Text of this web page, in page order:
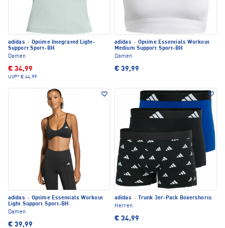
adidas · Optime Integrated Light-
Support Sport-BH
Damen
€ 34,99
UVP* € 44,99
adidas · Optime Essentials Workout
Medium Support Sport-BH
Damen
€ 39,99
adidas · Optime Essentials Workout
Light Support Sport-BH
Damen
€ 39,99
adidas ·
Trunk 3er-Pack Boxershorts
Herren
€ 34,99